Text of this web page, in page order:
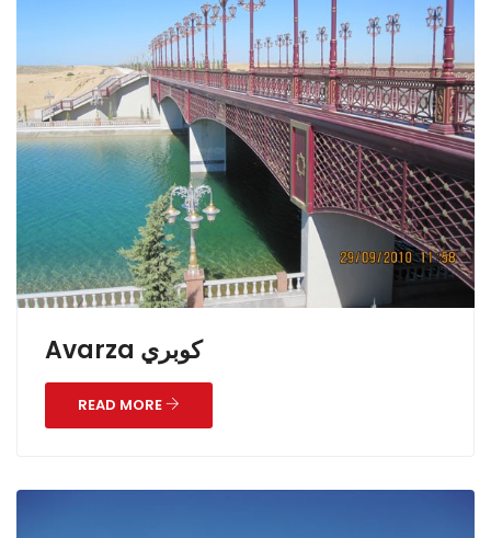
Avarza كوبري
READ MORE